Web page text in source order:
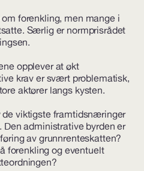
forenkling, men mange i
Særlig er normprisrådet
opplever at økt
krav er svært problematisk,
aktører langs kysten.
viktigste framtidsnæringer
Den administrative byrden er
av grunnrenteskatten?
forenkling og eventuelt